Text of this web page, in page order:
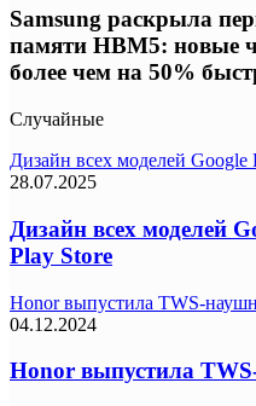
Samsung раскрыла
памяти HBM5: новые
более чем на 50%
Случайные
Дизайн всех моделей Google
28.07.2025
Дизайн всех моделей
Play Store
Honor выпустила TWS-
04.12.2024
Honor выпустила